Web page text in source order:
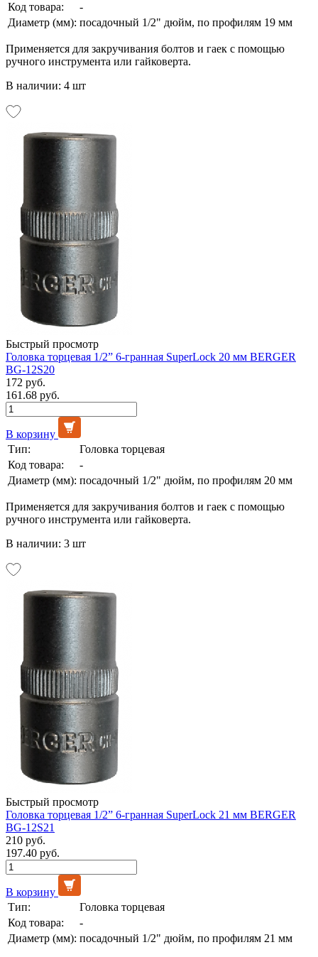
Код товара:
-
Диаметр (мм): посадочный 1/2" дюйм, по профилям 19 мм
Применяется для закручивания болтов и гаек с помощью
ручного инструмента или гайковерта.
В наличии: 4 шт
Быстрый просмотр
Головка торцевая 1/2” 6-гранная SuperLock 20 мм BERGER
BG-12S20
172 руб.
161.68 руб.
В корзину
Тип:
Головка торцевая
Код товара:
-
Диаметр (мм): посадочный 1/2" дюйм, по профилям 20 мм
Применяется для закручивания болтов и гаек с помощью
ручного инструмента или гайковерта.
В наличии: 3 шт
Быстрый просмотр
Головка торцевая 1/2” 6-гранная SuperLock 21 мм BERGER
BG-12S21
210 руб.
197.40 руб.
В корзину
Тип:
Головка торцевая
Код товара:
-
Диаметр (мм): посадочный 1/2" дюйм, по профилям 21 мм